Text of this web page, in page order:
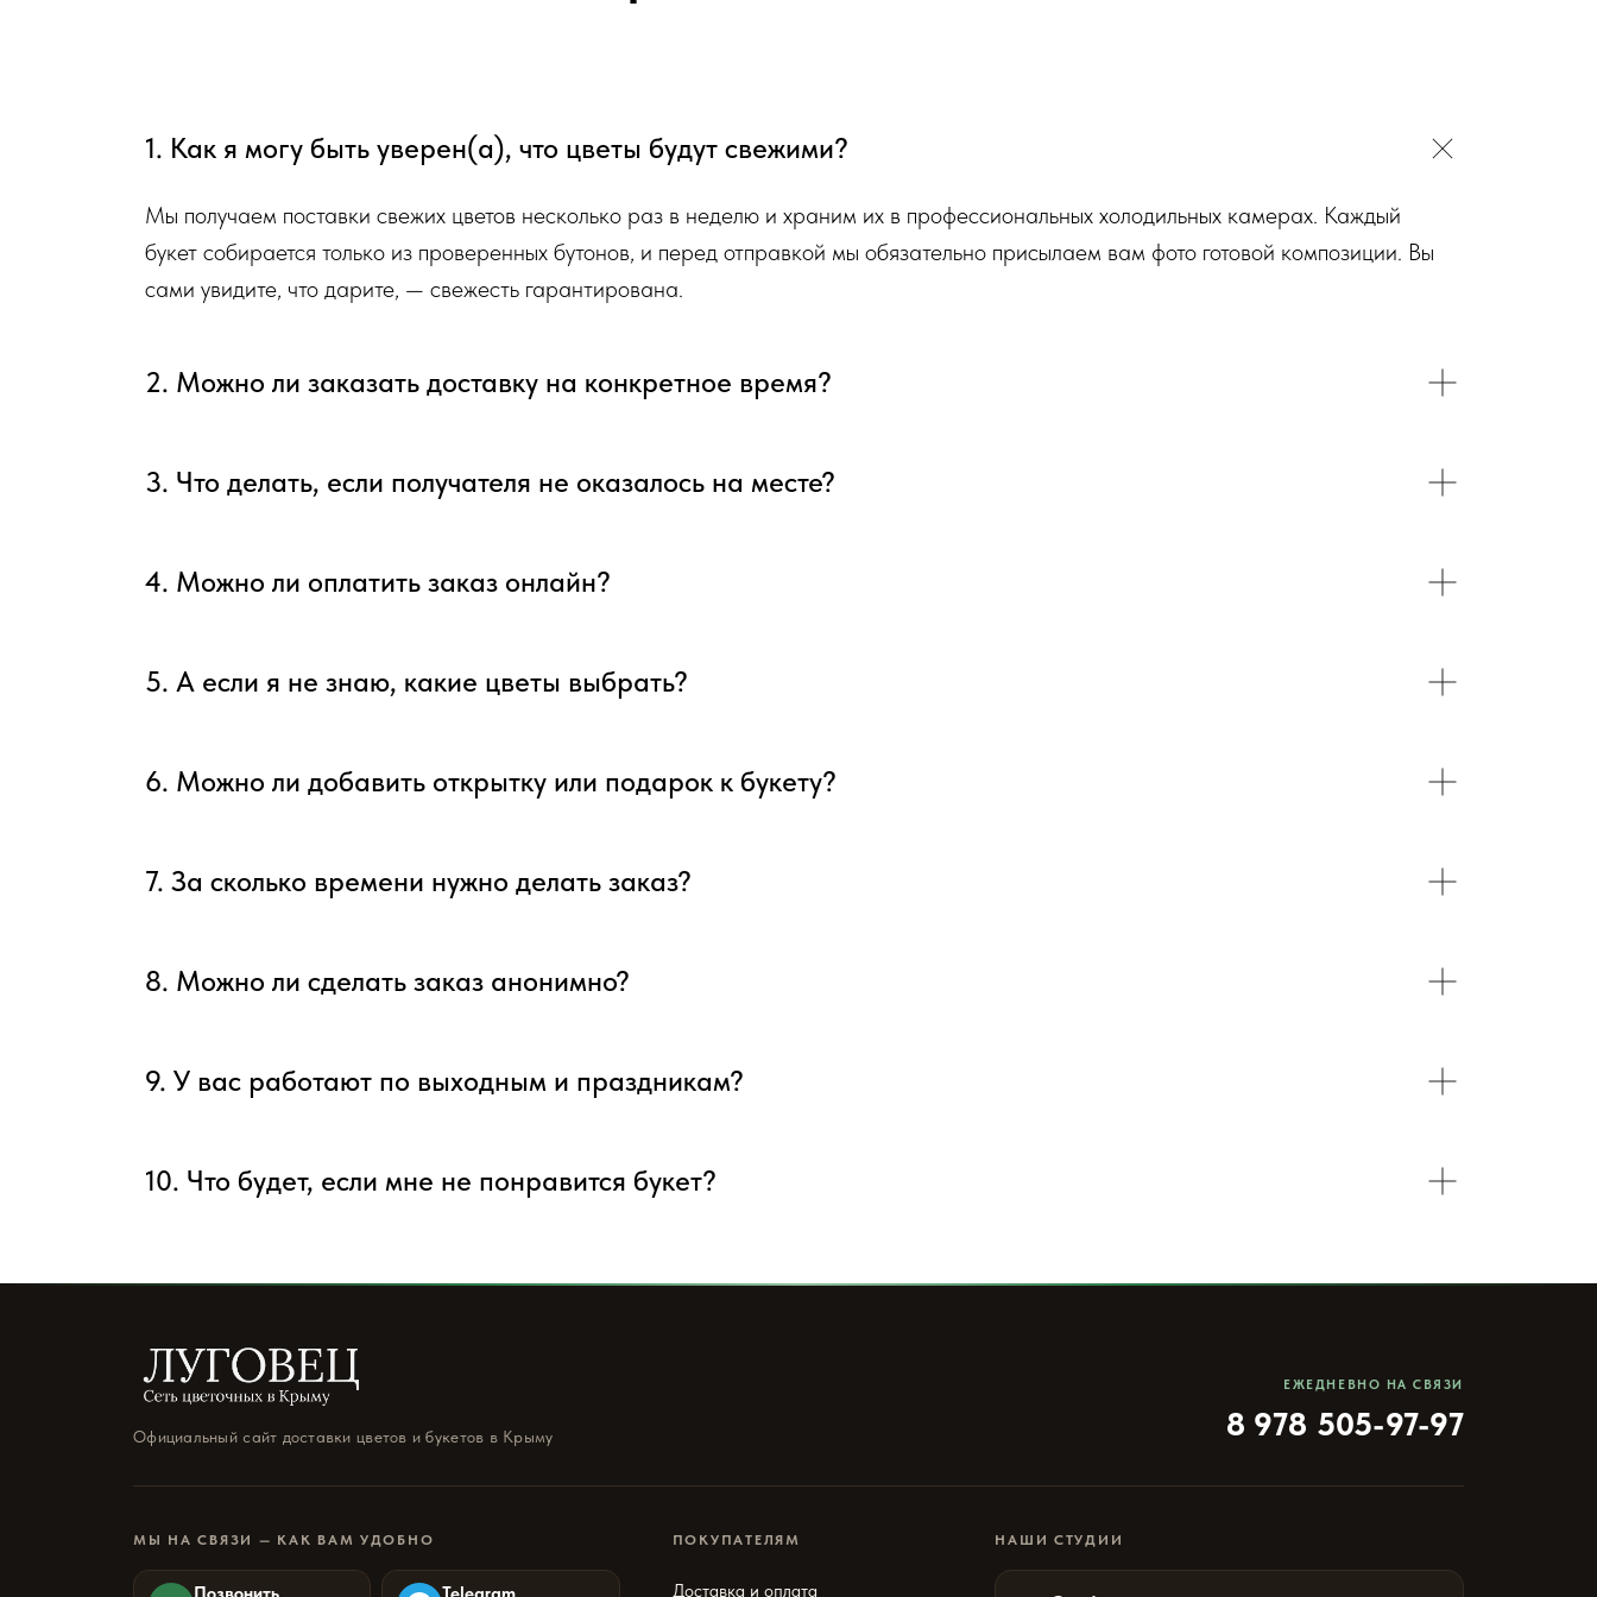
1. Как я могу быть уверен(а), что цветы будут свежими?
Мы получаем поставки свежих цветов несколько раз в неделю и храним их в профессиональных холодильных камерах. Каждый
букет собирается только из проверенных бутонов, и перед отправкой мы обязательно присылаем вам фото готовой композиции. Вы
сами увидите, что дарите, — свежесть гарантирована.
2. Можно ли заказать доставку на конкретное время?
3. Что делать, если получателя не оказалось на месте?
4. Можно ли оплатить заказ онлайн?
5. А если я не знаю, какие цветы выбрать?
6. Можно ли добавить открытку или подарок к букету?
7. За сколько времени нужно делать заказ?
8. Можно ли сделать заказ анонимно?
9. У вас работают по выходным и праздникам?
10. Что будет, если мне не понравится букет?
Официальный сайт доставки цветов и букетов в Крыму
ЕЖЕДНЕВНО НА СВЯЗИ
8 978 505-97-97
МЫ НА СВЯЗИ — КАК ВАМ УДОБНО ПОКУПАТЕЛЯМ
Доставка и оплата
НАШИ СТУДИИ